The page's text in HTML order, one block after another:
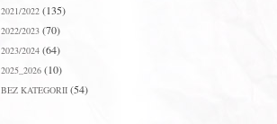
2021/2022 (135)
2022/2023 (70)
2023/2024 (64)
2025_2026 (10)
BEZ KATEGORII (54)